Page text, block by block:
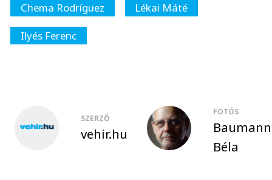
Chema Rodríguez
Lékai Máté
Ilyés Ferenc
SZERZŐ
vehir.hu
FOTÓS
Baumann
Béla